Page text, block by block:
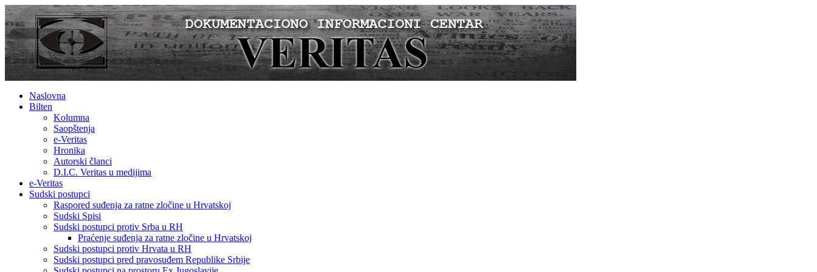
Naslovna
Bilten
Kolumna
Saopštenja
e-Veritas
Hronika
Autorski članci
D.I.C. Veritas u medijima
e-Veritas
Sudski postupci
Raspored suđenja za ratne zločine u Hrvatskoj
Sudski Spisi
Sudski postupci protiv Srba u RH
Praćenje suđenja za ratne zločine u Hrvatskoj
Sudski postupci protiv Hrvata u RH
Sudski postupci pred pravosuđem Republike Srbije